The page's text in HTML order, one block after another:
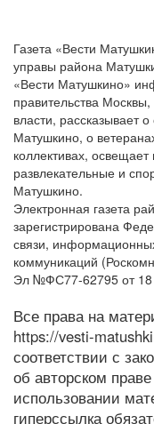
Газета «Вести
управы района
«Вести Матушкино»
правительства
власти, рассказывает
Матушкино, о
коллективах,
развлекательные и
Матушкино.
Электронная газета
зарегистрирована
связи,
коммуникаций
Эл №ФС77-62795 от 18
Все права на
https://vesti-
соответствии с
об авторском
использовании
гиперссылка